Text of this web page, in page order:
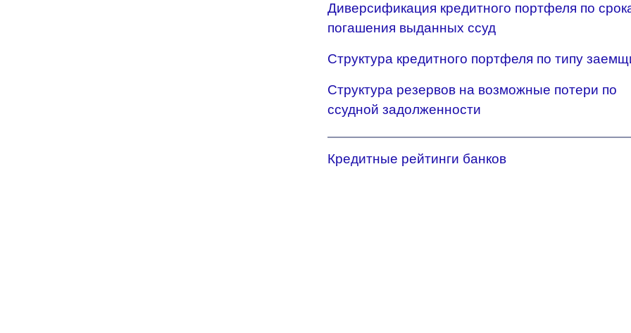
Диверсификация кредитного портфеля по
погашения выданных ссуд
Структура кредитного портфеля по типу
Структура резервов на возможные потери по
ссудной задолженности
Кредитные рейтинги банков